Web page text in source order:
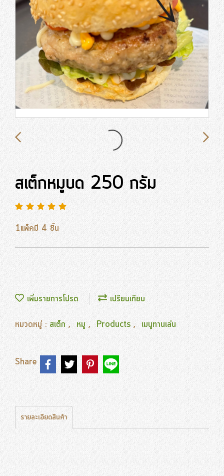
สเต็กหมูบด 250 กรัม
1แพ็คมี 4 ชิ้น
เพิ่มรายการโปรด เปรียบเทียบ
หมวดหมู่ : สเต็ก , หมู , Products , เมนูทานเล่น
Share
รายละเอียดสินค้า